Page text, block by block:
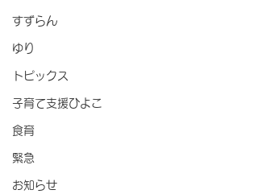
すずらん
ゆり
トピックス
子育て支援ひよこ
食育
緊急
お知らせ